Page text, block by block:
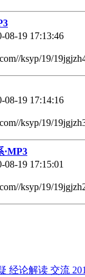
08-19 17:13:46
ksyp/19/
08-19 17:14:16
ksyp/19/
·MP3
08-19 17:15:01
ksyp/19/
经论解读 交流